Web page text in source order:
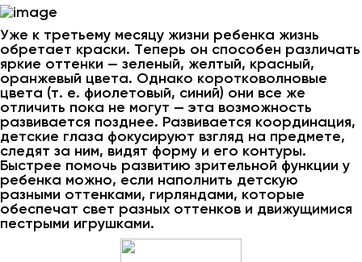
Уже к третьему месяцу жизни ребенка жизнь
обретает краски. Теперь он способен различать
яркие оттенки — зеленый, желтый, красный,
оранжевый цвета. Однако коротковолновые
цвета (т. е. фиолетовый, синий) они все же
отличить пока не могут — эта возможность
развивается позднее. Развивается координация,
детские глаза фокусируют взгляд на предмете,
следят за ним, видят форму и его контуры.
Быстрее помочь развитию зрительной функции у
ребенка можно, если наполнить детскую
разными оттенками, гирляндами, которые
обеспечат свет разных оттенков и движущимися
пестрыми игрушками.